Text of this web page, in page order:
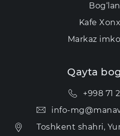
Kаfе
Markaz
Qayta
+998 71
info-
Toshkent shahri,